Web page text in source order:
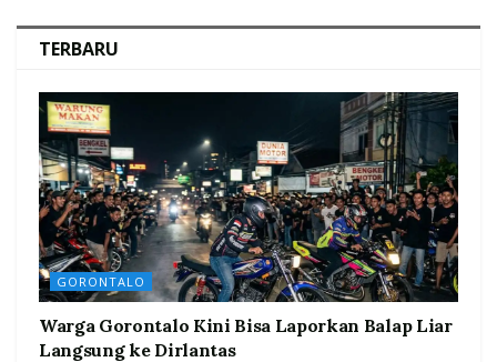
TERBARU
GORONTALO
Warga Gorontalo Kini Bisa Laporkan Balap Liar
Langsung ke Dirlantas